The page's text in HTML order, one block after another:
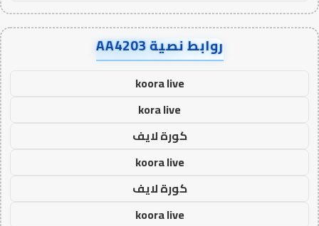
روابط نصية AA4203
koora live
kora live
كورة لايف
koora live
كورة لايف
koora live